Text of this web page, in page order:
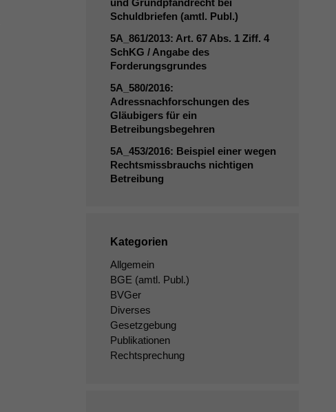
und Grundpfandrecht bei
Schuldbriefen (amtl. Publ.)
5A_861/2013: Art. 67 Abs. 1 Ziff. 4
SchKG / Angabe des
Forderungsgrundes
5A_580/2016:
Adressnachforschungen des
Gläubigers für ein
Betreibungsbegehren
5A_453/2016: Beispiel einer wegen
Rechtsmissbrauchs nichtigen
Betreibung
Kategorien
Allgemein
BGE (amtl. Publ.)
BVGer
Diverses
Gesetzgebung
Publikationen
Rechtsprechung